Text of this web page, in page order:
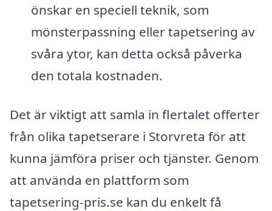
önskar en speciell teknik, som
mönsterpassning eller tapetsering av
svåra ytor, kan detta också påverka
den totala kostnaden.
Det är viktigt att samla in flertalet offerter
från olika tapetserare i Storvreta för att
kunna jämföra priser och tjänster. Genom
att använda en plattform som
tapetsering-pris.se kan du enkelt få